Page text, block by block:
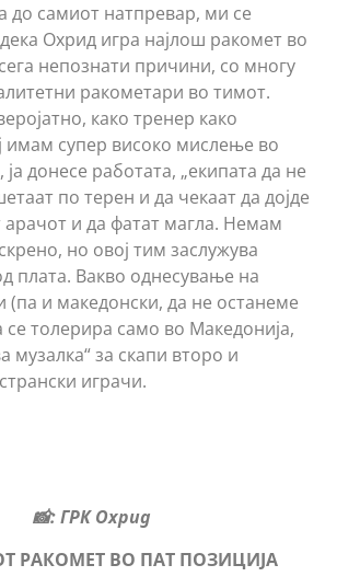
до самиот натпревар, ми се
Охрид игра најлош ракомет во
непознати причини, со многу
ракометари во тимот.
како тренер како
имам супер високо мислење во
ја донесе работата, „екипата да не
по терен и да чекаат да дојде
арачот и да фатат магла. Немам
но овој тим заслужува
плата. Вакво однесување на
(па и македонски, да не останеме
толерира само во Македонија,
музалка“ за скапи второ и
играчи.
📸: ГРК Охрид
РАКОМЕТ ВО ПАТ ПОЗИЦИЈА